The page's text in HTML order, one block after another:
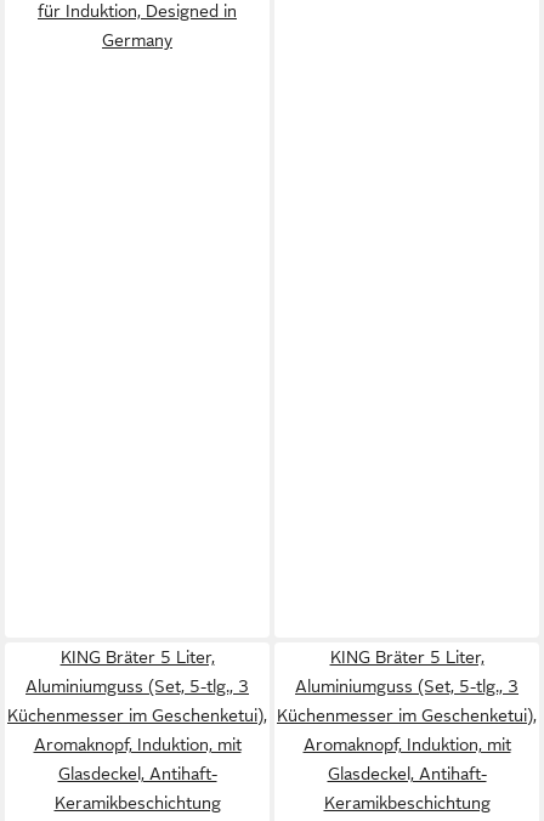
für Induktion, Designed in
Germany
KING Bräter 5 Liter,
Aluminiumguss (Set, 5-tlg., 3
Küchenmesser im Geschenketui),
Aromaknopf, Induktion, mit
Glasdeckel, Antihaft-
Keramikbeschichtung
KING Bräter 5 Liter,
Aluminiumguss (Set, 5-tlg., 3
Küchenmesser im Geschenketui),
Aromaknopf, Induktion, mit
Glasdeckel, Antihaft-
Keramikbeschichtung